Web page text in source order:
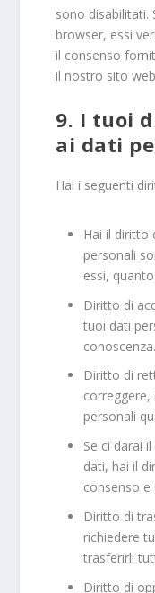
sono disabilitati.
browser, essi
il consenso
il nostro sito
9. I tuoi
ai dati
Hai i seguenti
Hai il diritto
personali
essi,
Diritto di
tuoi dati
conoscenza.
Diritto di
personali
Se ci darai
dati, hai il
consenso e
Diritto di
richiedere
trasferirli
Diritto di